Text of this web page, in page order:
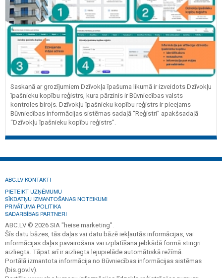
Saskaņā ar grozījumiem Dzīvokļa īpašuma likumā ir izveidots Dzīvokļu
īpašnieku kopību reģistrs, kura pārzinis ir Būvniecības valsts
kontroles birojs. Dzīvokļu īpašnieku kopību reģistrs ir pieejams
Būvniecības informācijas sistēmas sadaļā “Reģistri” apakšsadaļā
“Dzīvokļu īpašnieku kopību reģistrs”.
ABC.LV KONTAKTI
PIETEIKT UZŅĒMUMU
SĪKDATŅU IZMANTOŠANAS NOTEIKUMI
PRIVĀTUMA POLITIKA
SADARBĪBAS PARTNERI
ABC.LV © 2026 SIA "heise marketing".
Šīs datu bāzes, tās daļas vai datu bāzē iekļautās informācijas, vai
informācijas daļas pavairošana vai izplatīšana jebkādā formā stingri
aizliegta. Tāpat arī ir aizliegta lejupielāde automātiskā režīmā.
Portālā izmantota informācija no Būvniecības informācijas sistēmas
(bis.gov.lv).